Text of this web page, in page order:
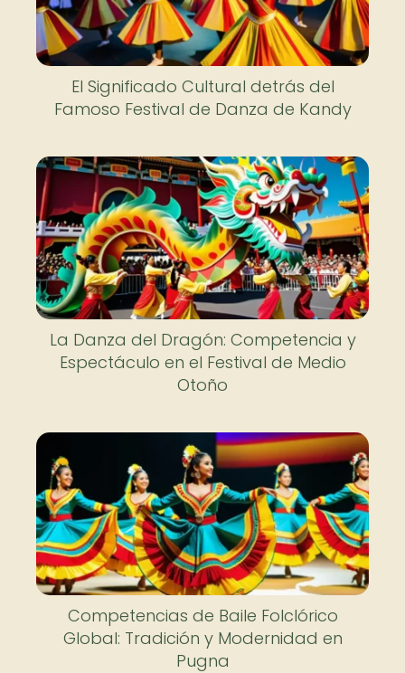
El Significado Cultural detrás del
Famoso Festival de Danza de Kandy
La Danza del Dragón: Competencia y
Espectáculo en el Festival de Medio
Otoño
Competencias de Baile Folclórico
Global: Tradición y Modernidad en
Pugna